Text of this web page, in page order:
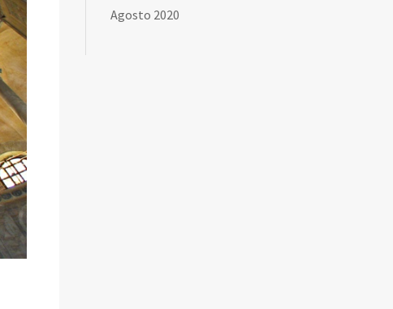
Agosto 2020